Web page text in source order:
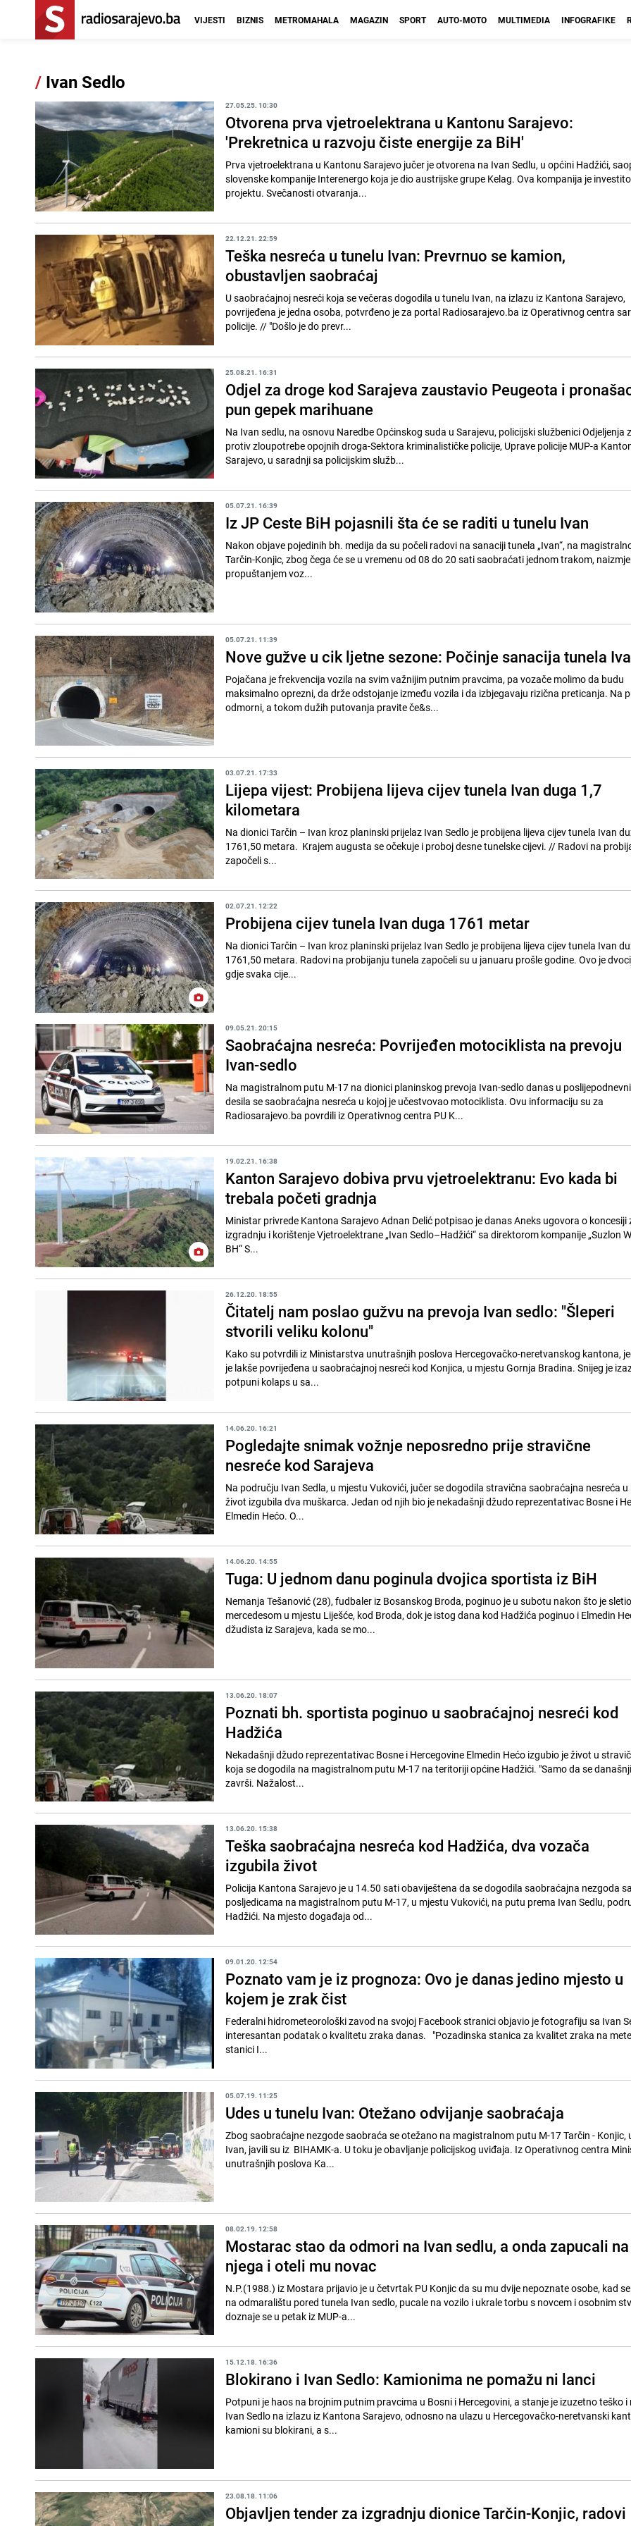
VIJESTI BIZNIS METROMAHALA MAGAZIN SPORT AUTO-MOTO MULTIMEDIA INFOGRAFIKE
/ Ivan Sedlo
27.05.25. 10:30
Otvorena prva vjetroelektrana u Kantonu Sarajevo:
'Prekretnica u razvoju čiste energije za BiH'
Prva vjetroelektrana u Kantonu Sarajevo jučer je otvorena na Ivan Sedlu, u općini Hadžići,
slovenske kompanije Interenergo koja je dio austrijske grupe Kelag. Ova kompanija je
projektu. Svečanosti otvaranja...
22.12.21. 22:59
Teška nesreća u tunelu Ivan: Prevrnuo se kamion,
obustavljen saobraćaj
U saobraćajnoj nesreći koja se večeras dogodila u tunelu Ivan, na izlazu iz Kantona Sarajevo,
povrijeđena je jedna osoba, potvrđeno je za portal Radiosarajevo.ba iz Operativnog centra
policije. // "Došlo je do prevr...
25.08.21. 16:31
Odjel za droge kod Sarajeva zaustavio Peugeota i
pun gepek marihuane
Na Ivan sedlu, na osnovu Naredbe Općinskog suda u Sarajevu, policijski službenici Odjeljenja
protiv zloupotrebe opojnih droga-Sektora kriminalističke policije, Uprave policije MUP-a
Sarajevo, u saradnji sa policijskim služb...
05.07.21. 16:39
Iz JP Ceste BiH pojasnili šta će se raditi u tunelu Ivan
Nakon objave pojedinih bh. medija da su počeli radovi na sanaciji tunela „Ivan“, na
Tarčin-Konjic, zbog čega će se u vremenu od 08 do 20 sati saobraćati jednom trakom,
propuštanjem voz...
05.07.21. 11:39
Nove gužve u cik ljetne sezone: Počinje sanacija tunela
Pojačana je frekvencija vozila na svim važnijim putnim pravcima, pa vozače molimo da budu
maksimalno oprezni, da drže odstojanje između vozila i da izbjegavaju rizična preticanja. Na
odmorni, a tokom dužih putovanja pravite če&s...
03.07.21. 17:33
Lijepa vijest: Probijena lijeva cijev tunela Ivan duga 1,7
kilometara
Na dionici Tarčin – Ivan kroz planinski prijelaz Ivan Sedlo je probijena lijeva cijev tunela Ivan
1761,50 metara. Krajem augusta se očekuje i proboj desne tunelske cijevi. // Radovi na probijanju tunela
započeli s...
02.07.21. 12:22
Probijena cijev tunela Ivan duga 1761 metar
Na dionici Tarčin – Ivan kroz planinski prijelaz Ivan Sedlo je probijena lijeva cijev tunela Ivan
1761,50 metara. Radovi na probijanju tunela započeli su u januaru prošle godine. Ovo je
gdje svaka cije...
09.05.21. 20:15
Saobraćajna nesreća: Povrijeđen motociklista na prevoju
Ivan-sedlo
Na magistralnom putu M-17 na dionici planinskog prevoja Ivan-sedlo danas u
desila se saobraćajna nesreća u kojoj je učestvovao motociklista. Ovu informaciju su za
Radiosarajevo.ba povrdili iz Operativnog centra PU K...
19.02.21. 16:38
Kanton Sarajevo dobiva prvu vjetroelektranu: Evo kada bi
trebala početi gradnja
Ministar privrede Kantona Sarajevo Adnan Delić potpisao je danas Aneks ugovora o koncesiji
izgradnju i korištenje Vjetroelektrane „Ivan Sedlo–Hadžići“ sa direktorom kompanije „Suzlon
BH“ S...
26.12.20. 18:55
Čitatelj nam poslao gužvu na prevoja Ivan sedlo: "Šleperi
stvorili veliku kolonu"
Kako su potvrdili iz Ministarstva unutrašnjih poslova Hercegovačko-neretvanskog kantona,
je lakše povrijeđena u saobraćajnoj nesreći kod Konjica, u mjestu Gornja Bradina. Snijeg je
potpuni kolaps u sa...
14.06.20. 16:21
Pogledajte snimak vožnje neposredno prije stravične
nesreće kod Sarajeva
Na području Ivan Sedla, u mjestu Vukovići, jučer se dogodila stravična saobraćajna nesreća u
život izgubila dva muškarca. Jedan od njih bio je nekadašnji džudo reprezentativac Bosne i
Elmedin Hećo. O...
14.06.20. 14:55
Tuga: U jednom danu poginula dvojica sportista iz BiH
Nemanja Tešanović (28), fudbaler iz Bosanskog Broda, poginuo je u subotu nakon što je sletio
mercedesom u mjestu Liješće, kod Broda, dok je istog dana kod Hadžića poginuo i Elmedin
džudista iz Sarajeva, kada se mo...
13.06.20. 18:07
Poznati bh. sportista poginuo u saobraćajnoj nesreći kod
Hadžića
Nekadašnji džudo reprezentativac Bosne i Hercegovine Elmedin Hećo izgubio je život u
koja se dogodila na magistralnom putu M-17 na teritoriji općine Hadžići. "Samo da se
završi. Nažalost...
13.06.20. 15:38
Teška saobraćajna nesreća kod Hadžića, dva vozača
izgubila život
Policija Kantona Sarajevo je u 14.50 sati obaviještena da se dogodila saobraćajna nezgoda
posljedicama na magistralnom putu M-17, u mjestu Vukovići, na putu prema Ivan Sedlu,
Hadžići. Na mjesto događaja od...
09.01.20. 12:54
Poznato vam je iz prognoza: Ovo je danas jedino mjesto u
kojem je zrak čist
Federalni hidrometeorološki zavod na svojoj Facebook stranici objavio je fotografiju sa Ivan
interesantan podatak o kvalitetu zraka danas. "Pozadinska stanica za kvalitet zraka na
stanici I...
05.07.19. 11:25
Udes u tunelu Ivan: Otežano odvijanje saobraćaja
Zbog saobraćajne nezgode saobraća se otežano na magistralnom putu M-17 Tarčin - Konjic,
Ivan, javili su iz BIHAMK-a. U toku je obavljanje policijskog uviđaja. Iz Operativnog centra
unutrašnjih poslova Ka...
08.02.19. 12:58
Mostarac stao da odmori na Ivan sedlu, a onda zapucali na
njega i oteli mu novac
N.P.(1988.) iz Mostara prijavio je u četvrtak PU Konjic da su mu dvije nepoznate osobe, kad
na odmaralištu pored tunela Ivan sedlo, pucale na vozilo i ukrale torbu s novcem i osobnim
doznaje se u petak iz MUP-a...
15.12.18. 16:36
Blokirano i Ivan Sedlo: Kamionima ne pomažu ni lanci
Potpuni je haos na brojnim putnim pravcima u Bosni i Hercegovini, a stanje je izuzetno teško i
Ivan Sedlo na izlazu iz Kantona Sarajevo, odnosno na ulazu u Hercegovačko-neretvanski
kamioni su blokirani, a s...
23.08.18. 11:06
Objavljen tender za izgradnju dionice Tarčin-Konjic, radovi